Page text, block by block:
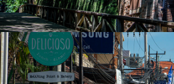
猿島 Aug. 2020